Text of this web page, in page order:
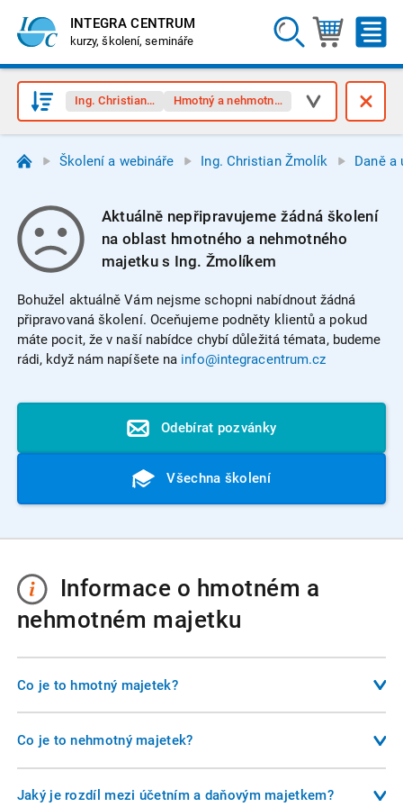
INTEGRA CENTRUM
kurzy, školení, semináře
Ing. Christian ŽmolíkHmotný a nehmotný majetek
Školení a webináře Ing. Christian Žmolík Daně a
Aktuálně nepřipravujeme žádná školení
na oblast hmotného a nehmotného
majetku s Ing. Žmolíkem
Bohužel aktuálně Vám nejsme schopni nabídnout žádná
připravovaná školení. Oceňujeme podněty klientů a pokud
máte pocit, že v naší nabídce chybí důležitá témata, budeme
rádi, když nám napíšete na info@integracentrum.cz
Odebírat pozvánky
Všechna školení
Informace o hmotném a
nehmotném majetku
Co je to hmotný majetek?
Hmotný majetek představuje fyzické věci, které podnikatel
používá k výkonu své činnosti. Patří sem například budovy,
rok a oceněním nad hranicí stanovenou účetní jednotkou.
Co je to nehmotný majetek?
Nehmotný majetek zahrnuje nehmotné položky, které mají
pro podnikatele ekonomickou hodnotu. Typicky jde o
Jaký je rozdíl mezi účetním a daňovým majetkem?